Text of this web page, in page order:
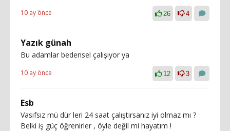
10 ay önce 26 4
Yazık günah
Bu adamlar bedensel çalışıyor ya
10 ay önce 12 3
Esb
Vasıfsız mü dür leri 24 saat çalıştırsanız iyi olmaz mı ?
Belki iş güç öğrenirler , öyle değil mi hayatım !